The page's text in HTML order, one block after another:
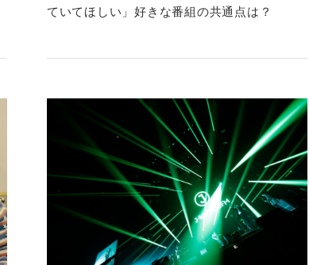
ていてほしい」好きな番組の共通点は？